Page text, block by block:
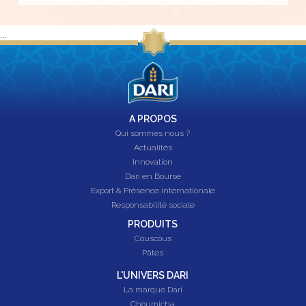
...
A PROPOS
Qui sommes nous ?
Actualités
Innovation
Dari en Bourse
Export & Présence internationale
Responsabilité sociale
PRODUITS
Couscous
Pâtes
L'UNIVERS DARI
La marque Dari